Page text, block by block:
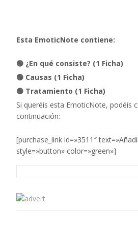
Esta EmoticNote contiene:
🟢 ¿En qué consiste? (1 Ficha)
🟢 Causas (1 Ficha)
🟢 Tratamiento (1 Ficha)
Si queréis esta EmoticNote, podéis
continuación:
[purchase_link id=»3511″
style=»button» color=»green»]